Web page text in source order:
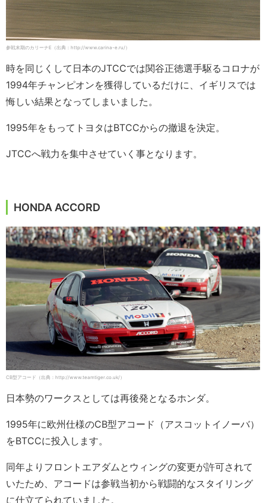
参戦末期のカリーナE（出典：http://www.carina-e.ru/）
時を同じくして日本のJTCCでは関谷正徳選手駆るコロナが
1994年チャンピオンを獲得しているだけに、イギリスでは
悔しい結果となってしまいました。
1995年をもってトヨタはBTCCからの撤退を決定。
JTCCへ戦力を集中させていく事となります。
HONDA ACCORD
CB型アコード（出典：http://www.teamtiger.co.uk/）
日本勢のワークスとしては再後発となるホンダ。
1995年に欧州仕様のCB型アコード（アスコットイノーバ）
をBTCCに投入します。
同年よりフロントエアダムとウィングの変更が許可されて
いたため、アコードは参戦当初から戦闘的なスタイリング
に仕立てられていました。